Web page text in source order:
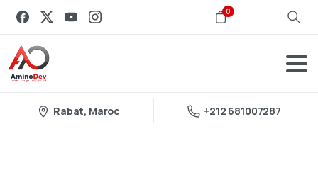
0
Rabat, Maroc +212 681007287